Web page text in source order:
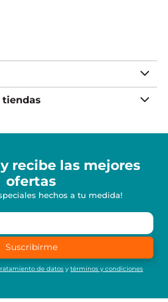
recibe las mejores
ofertas
hechos a tu medida!
Suscribirme
de datos ytérminos y condiciones